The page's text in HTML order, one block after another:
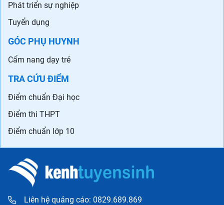
Phát triển sự nghiệp
Tuyển dụng
GÓC PHỤ HUYNH
Cẩm nang dạy trẻ
TRA CỨU ĐIỂM
Điểm chuẩn Đại học
Điểm thi THPT
Điểm chuẩn lớp 10
Liên hệ quảng cáo: 0829.689.869